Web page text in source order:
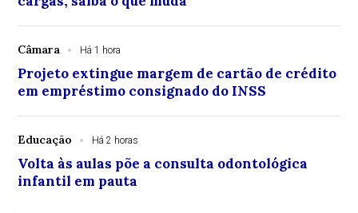
Câmara Há 1 hora
Projeto extingue margem de cartão de crédito
em empréstimo consignado do INSS
Educação Há 2 horas
Volta às aulas põe a consulta odontológica
infantil em pauta